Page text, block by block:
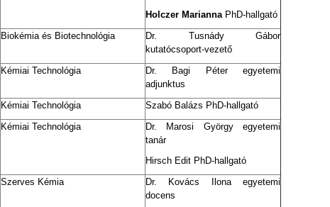
Holczer MariannaPhD-hallgató
Biokémia és Biotechnológia
Dr. Tusnády Gábor
kutatócsoport-vezető
Kémiai Technológia
Dr. Bagi Péter egyetemi
adjunktus
Kémiai Technológia
Szabó Balázs PhD-hallgató
Kémiai Technológia
Dr. Marosi György egyetemi
tanár
Hirsch Edit PhD-hallgató
Szerves Kémia
Dr. Kovács Ilona egyetemi
docens